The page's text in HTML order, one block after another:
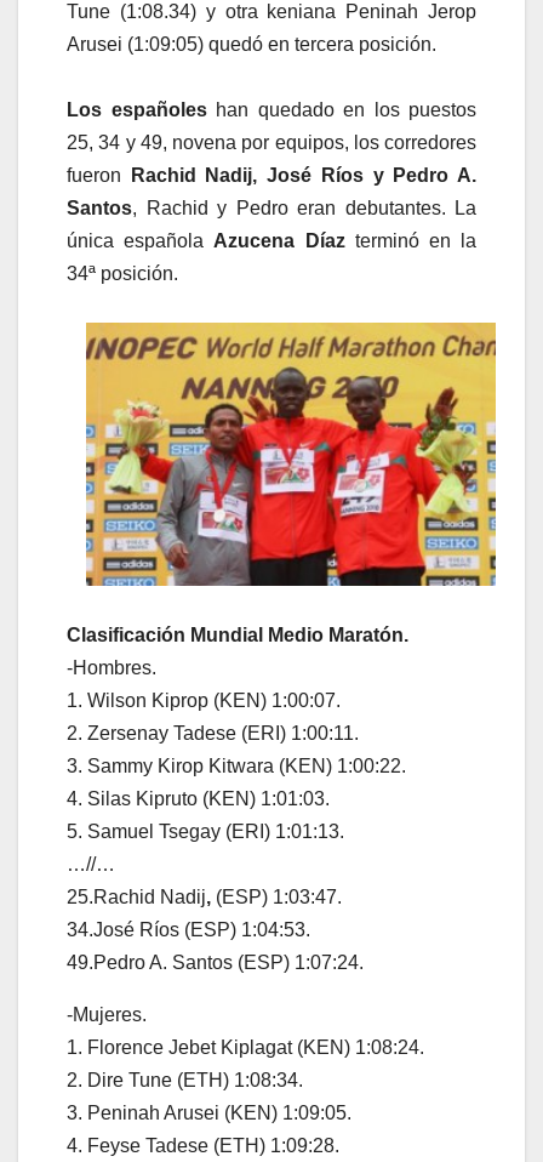
Tune (1:08.34) y otra keniana Peninah Jerop
Arusei (1:09:05) quedó en tercera posición.
Los españoleshan quedado en los puestos
25, 34 y 49, novena por equipos, los corredores
fueron
Rachid Nadij, José Ríos y Pedro A.
Santos, Rachid y Pedro eran debutantes. La
única española Azucena Díazterminó en la
34ª posición.
Clasificación Mundial Medio Maratón.
-Hombres.
1. Wilson Kiprop (KEN) 1:00:07.
2. Zersenay Tadese (ERI) 1:00:11.
3. Sammy Kirop Kitwara (KEN) 1:00:22.
4. Silas Kipruto (KEN) 1:01:03.
5. Samuel Tsegay (ERI) 1:01:13.
…//…
25.Rachid Nadij, (ESP) 1:03:47.
34.José Ríos (ESP) 1:04:53.
49.Pedro A. Santos (ESP) 1:07:24.
-Mujeres.
1. Florence Jebet Kiplagat (KEN) 1:08:24.
2. Dire Tune (ETH) 1:08:34.
3. Peninah Arusei (KEN) 1:09:05.
4. Feyse Tadese (ETH) 1:09:28.